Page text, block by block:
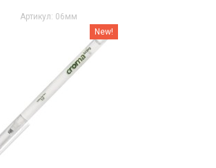
Артикул: 06мм
New!